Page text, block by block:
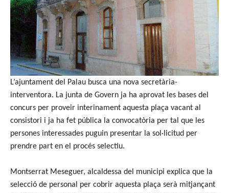
L’ajuntament del Palau busca una nova secretària-
interventora. La junta de Govern ja ha aprovat les bases del
concurs per proveir interinament aquesta plaça vacant al
consistori i ja ha fet pública la convocatòria per tal que les
persones interessades puguin presentar la sol·licitud per
prendre part en el procés selectiu.
Montserrat Meseguer, alcaldessa del municipi explica que la
selecció de personal per cobrir aquesta plaça serà mitjançant